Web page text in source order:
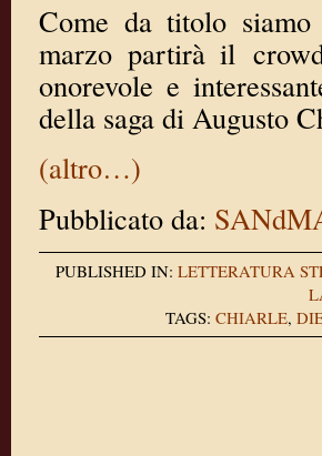
Come da titolo
marzo partirà il
onorevole e
della saga di Augusto
(altro…)
Pubblicato da:
PUBLISHED IN: LETTERATURA
TAGS: CHIARLE,